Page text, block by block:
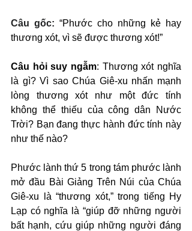
Câu gốc: “Phước cho những kẻ hay
thương xót, vì sẽ được thương xót!”
Câu hỏi suy ngẫm: Thương xót nghĩa
là gì? Vì sao Chúa Giê-xu nhấn mạnh
lòng thương xót như một đức tính
không thể thiếu của công dân Nước
Trời? Bạn đang thực hành đức tính này
như thế nào?
Phước lành thứ 5 trong tám phước lành
mở đầu Bài Giảng Trên Núi của Chúa
Giê-xu là “thương xót,” trong tiếng Hy
Lạp có nghĩa là “giúp đỡ những người
bất hạnh, cứu giúp những người đáng